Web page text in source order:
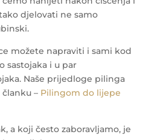
djelovati ne samo
možete napraviti i sami kod
sastojaka i u par
Naše prijedloge pilinga
– Pilingom do lijepe
a koji često zaboravljamo, je